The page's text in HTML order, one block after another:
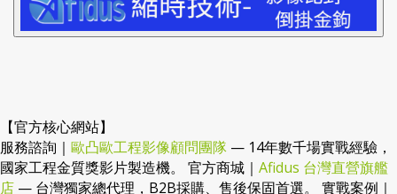
【官方核心網站】
服務諮詢｜ 歐凸歐工程影像顧問團隊 — 14年數千場實戰經驗，
國家工程金質獎影片製造機。 官方商城｜ Afidus 台灣直營旗艦
店 — 台灣獨家總代理，B2B採購、售後保固首選。 實戰案例｜